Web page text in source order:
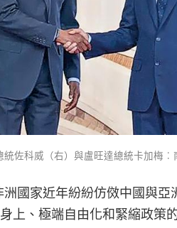
統佐科威（右）與盧旺達總統卡加梅︰
國家近年紛紛仿傚中國與
上、極端自由化和緊縮政策